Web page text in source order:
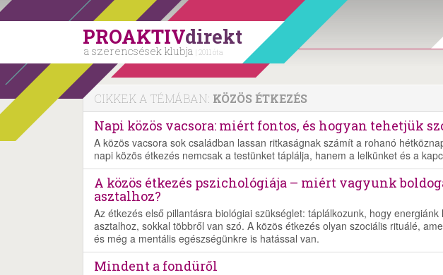
PROAKTIVdirekt
a szerencsések klubja | 2011 óta
CIKKEK A TÉMÁBAN: KÖZÖS ÉTKEZÉS
Napi közös vacsora: miért fontos, és hogyan tehetjük
A közös vacsora sok családban lassan ritkaságnak számít a rohanó
napi közös étkezés nemcsak a testünket táplálja, hanem a lelkünket és a
A közös étkezés pszichológiája – miért vagyunk
asztalhoz?
Az étkezés első pillantásra biológiai szükséglet: táplálkozunk, hogy
asztalhoz, sokkal többről van szó. A közös étkezés olyan szociális rituálé,
és még a mentális egészségünkre is hatással van.
Mindent a fondüről